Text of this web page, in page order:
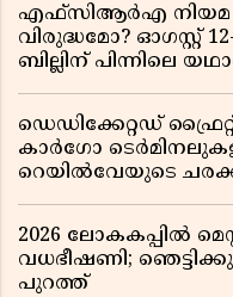
എഫ്സിആർഎ നിയമ
വിരുദ്ധമോ? ഓഗസ്റ്റ്
ബില്ലിന് പിന്നിലെ
ഡെഡിക്കേറ്റഡ്
കാർഗോ
റെയിൽവേയുടെ
2026 ലോകകപ്പിൽ
വധഭീഷണി;
പുറത്ത്